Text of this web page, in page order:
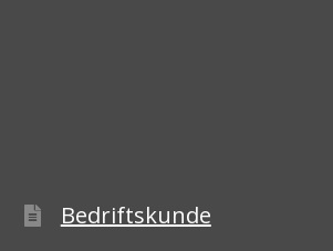
Bedriftskunde